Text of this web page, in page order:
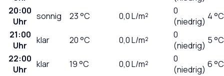
20:00
Uhr
sonnig 23°C 0,0L/m²
0
(niedrig) 4 °C
21:00
Uhr
klar 20°C 0,0L/m²
0
(niedrig) 5 °C
22:00
Uhr
klar 19°C 0,0L/m²
0
(niedrig) 6 °C